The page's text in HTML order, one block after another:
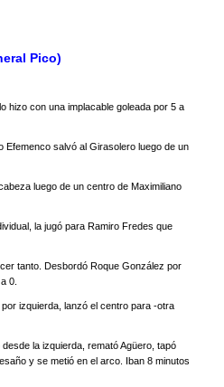
Pico)
hizo con una implacable goleada por 5 a
salvó al Girasolero luego de un
luego de un centro de Maximiliano
la jugó para Ramiro Fredes que
tanto. Desbordó Roque González por
0.
izquierda, lanzó el centro para -otra
la izquierda, remató Agüero, tapó
y se metió en el arco. Iban 8 minutos